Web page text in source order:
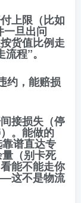
上限（比如
一旦出问
货值比例走
程”。
约，能赔损
接损失 （停
。能做的
谱直达专
（别卡死
能不能走你
这不是物流